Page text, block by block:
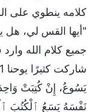
كلامه ينطوي على
"أيها القس لي، هل
جميع كلام الله
يَسُوعُ، إِنْ كُتِبَتْ
نَفْسَهُ يَسَعُ ٱلْكُتُبَ